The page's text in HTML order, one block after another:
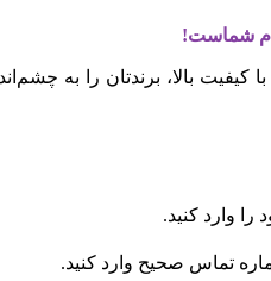
شماست!
بالا، برندتان را به
را وارد کنید.
تماس صحیح وارد کنید.